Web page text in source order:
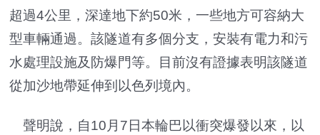
超過4公里，深達地下約50米，一些地方可容納大
型車輛通過。該隧道有多個分支，安裝有電力和污
水處理設施及防爆門等。目前沒有證據表明該隧道
從加沙地帶延伸到以色列境內。
聲明說，自10月7日本輪巴以衝突爆發以來，以